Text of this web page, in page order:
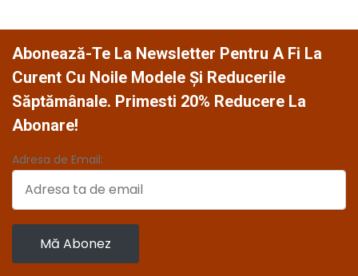
Abonează-Te La Newsletter Pentru A Fi La
Curent Cu Noile Modele Și Reducerile
Săptămânale. Primesti 20% Reducere La
Abonare!
Adresa de Email: